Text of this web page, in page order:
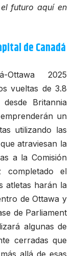
futuro aquí en
de Canadá
Ottawa 2025
vueltas de 3.8
Britannia
un
utilizando las
atraviesan la
a la Comisión
completado el
atletas harán la
de Ottawa y
de Parliament
algunas de
cerradas que